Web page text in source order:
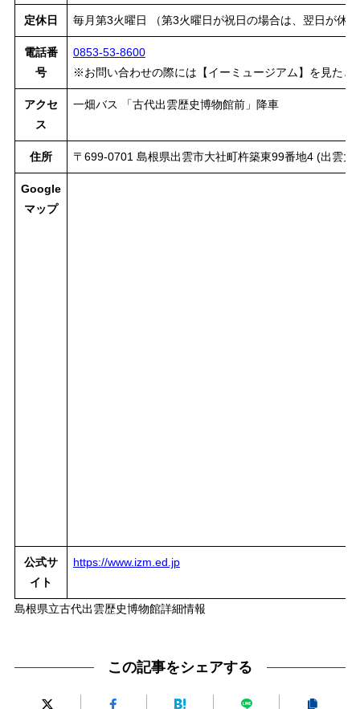
定休日 毎月第3火曜日 （第3火曜日が祝日の場合は、翌日が休
電話番
号
0853-53-8600
※お問い合わせの際には【イーミュージアム】を見たと
アクセ
ス
一畑バス 「古代出雲歴史博物館前」降車
住所 〒699-0701 島根県出雲市大社町杵築東99番地4 (出雲大
Google
マップ
公式サ
イト
https://www.izm.ed.jp
島根県立古代出雲歴史博物館詳細情報
この記事をシェアする